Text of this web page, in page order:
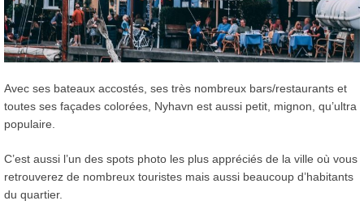
Avec ses bateaux accostés, ses très nombreux bars/restaurants et
toutes ses façades colorées, Nyhavn est aussi petit, mignon, qu’ultra
populaire.
C’est aussi l’un des spots photo les plus appréciés de la ville où vous
retrouverez de nombreux touristes mais aussi beaucoup d’habitants
du quartier.